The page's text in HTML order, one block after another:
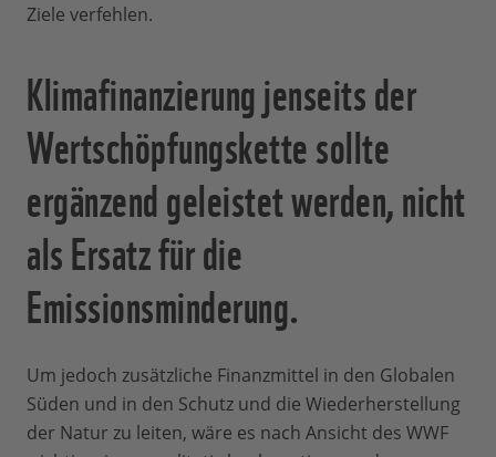
Ziele verfehlen.
Klimafinanzierung jenseits der
Wertschöpfungskette sollte
ergänzend geleistet werden, nicht
als Ersatz für die
Emissionsminderung.
Um jedoch zusätzliche Finanzmittel in den Globalen
Süden und in den Schutz und die Wiederherstellung
der Natur zu leiten, wäre es nach Ansicht des WWF